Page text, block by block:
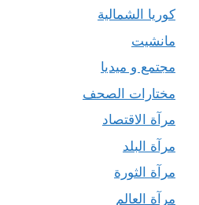
كوريا الشمالية
مانشيت
مجتمع و ميديا
مختارات الصحف
مرآة الاقتصاد
مرآة البلد
مرآة الثورة
مرآة العالم